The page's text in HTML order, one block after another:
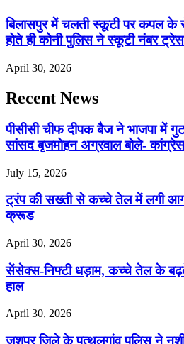
बिलासपुर में चलती स्कूटी पर कपल के
होते ही कोनी पुलिस ने स्कूटी नंबर
April 30, 2026
Recent News
पीसीसी चीफ दीपक बैज ने भाजपा में
सांसद बृजमोहन अग्रवाल बोले-
July 15, 2026
ट्रंप की सख्ती से कच्चे तेल में लगी
क्रूड
April 30, 2026
सेंसेक्स-निफ्टी धड़ाम, कच्चे तेल के बढ़ते
हाल
April 30, 2026
जशपुर जिले के पत्थलगांव पुलिस ने